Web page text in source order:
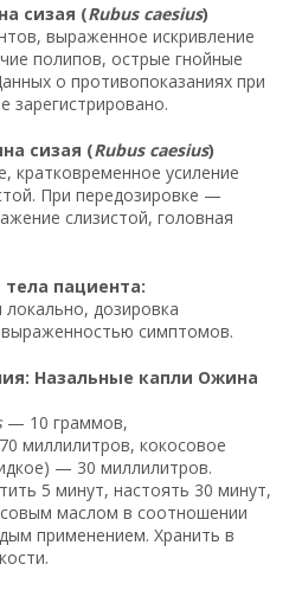
сизая (Rubus caesius)
выраженное искривление
полипов, острые гнойные
о противопоказаниях при
зарегистрировано.
сизая (Rubus caesius)
усиление
При передозировке —
слизистой, головная
пациента:
дозировка
симптомов.
Назальные капли Ожина
— 10 граммов,
миллилитров, кокосовое
— 30 миллилитров.
5 минут, настоять 30 минут,
маслом в соотношении
применением. Хранить в